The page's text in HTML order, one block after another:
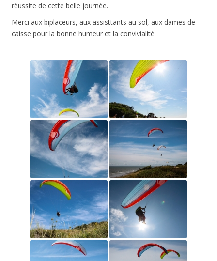
réussite de cette belle journée.
Merci aux biplaceurs, aux assisttants au sol, aux dames de
caisse pour la bonne humeur et la convivialité.